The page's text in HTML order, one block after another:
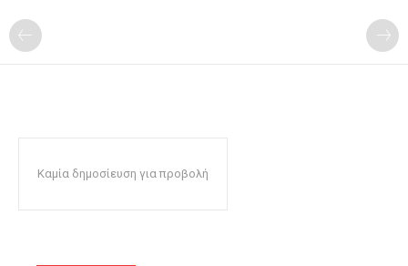
Καμία δημοσίευση για προβολή